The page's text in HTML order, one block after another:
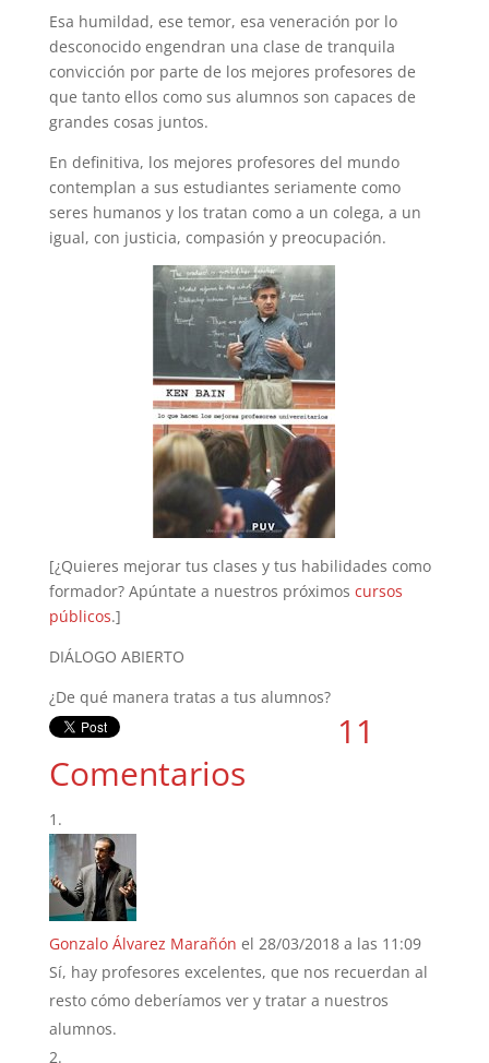
Esa humildad, ese temor, esa veneración por lo
desconocido engendran una clase de tranquila
convicción por parte de los mejores profesores de
que tanto ellos como sus alumnos son capaces de
grandes cosas juntos.
En definitiva, los mejores profesores del mundo
contemplan a sus estudiantes seriamente como
seres humanos y los tratan como a un colega, a un
igual, con justicia, compasión y preocupación.
[¿Quieres mejorar tus clases y tus habilidades como
formador? Apúntate a nuestros próximos cursos
públicos.]
DIÁLOGO ABIERTO
¿De qué manera tratas a tus alumnos?
11
Comentarios
Gonzalo Álvarez Marañón el 28/03/2018 a las 11:09
Sí, hay profesores excelentes, que nos recuerdan al
resto cómo deberíamos ver y tratar a nuestros
alumnos.